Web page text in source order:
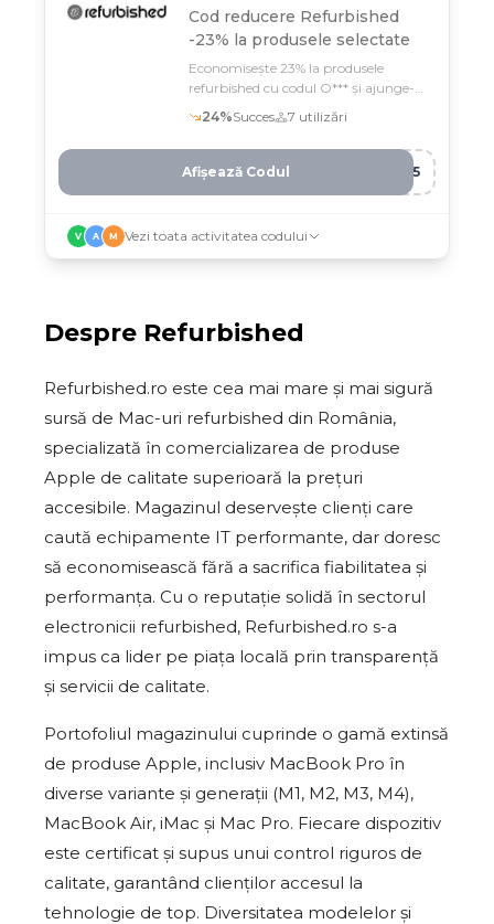
Cod reducere Refurbished
-23% la produsele selectate
Economisește 23% la produsele
refurbished cu codul O*** și ajunge-te
la un gadget de calitate la preț mic
24%Succes 7 utilizări
IQ5
Afișează Codul
V A M Vezi toata activitatea codului
Despre Refurbished
Refurbished.ro este cea mai mare și mai sigură
sursă de Mac-uri refurbished din România,
specializată în comercializarea de produse
Apple de calitate superioară la prețuri
accesibile. Magazinul deservește clienți care
caută echipamente IT performante, dar doresc
să economisească fără a sacrifica fiabilitatea și
performanța. Cu o reputație solidă în sectorul
electronicii refurbished, Refurbished.ro s-a
impus ca lider pe piața locală prin transparență
și servicii de calitate.
Portofoliul magazinului cuprinde o gamă extinsă
de produse Apple, inclusiv MacBook Pro în
diverse variante și generații (M1, M2, M3, M4),
MacBook Air, iMac și Mac Pro. Fiecare dispozitiv
este certificat și supus unui control riguros de
calitate, garantând clienților accesul la
tehnologie de top. Diversitatea modelelor și